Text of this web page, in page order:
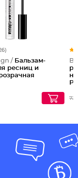
/ Бальзам-
ресниц и
725